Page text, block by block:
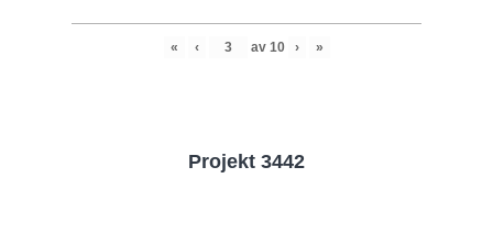
« ‹ av 10 › »
Projekt 3442